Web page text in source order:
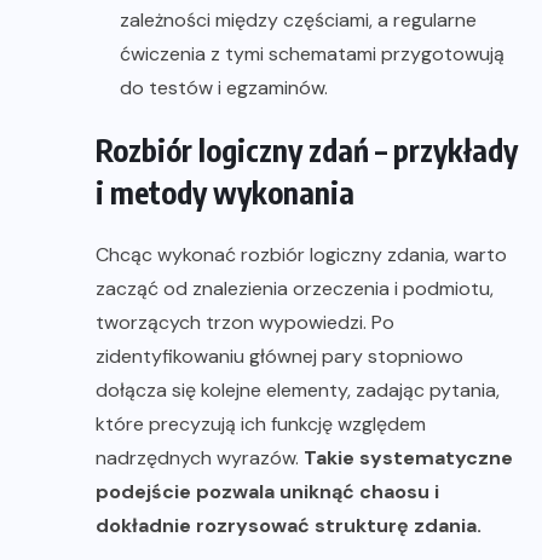
zależności między częściami, a regularne
ćwiczenia z tymi schematami przygotowują
do testów i egzaminów.
Rozbiór logiczny zdań – przykłady
i metody wykonania
Chcąc wykonać rozbiór logiczny zdania, warto
zacząć od znalezienia orzeczenia i podmiotu,
tworzących trzon wypowiedzi. Po
zidentyfikowaniu głównej pary stopniowo
dołącza się kolejne elementy, zadając pytania,
które precyzują ich funkcję względem
nadrzędnych wyrazów. Takie systematyczne
podejście pozwala uniknąć chaosu i
dokładnie rozrysować strukturę zdania.